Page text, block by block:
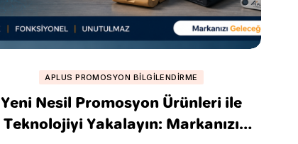
APLUS PROMOSYON BILGILENDIRME
Yeni Nesil Promosyon Ürünleri ile
Teknolojiyi Yakalayın: Markanızı